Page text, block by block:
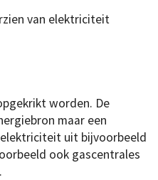
van elektriciteit
worden. De
maar een
uit bijvoorbeeld
ook gascentrales